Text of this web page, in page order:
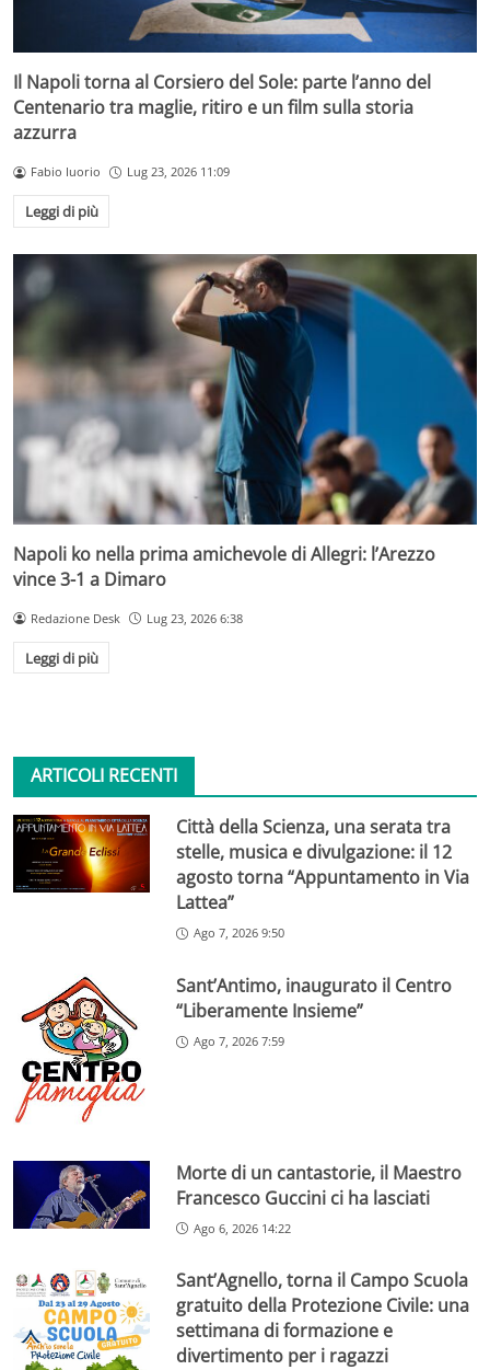
Il Napoli torna al Corsiero del Sole: parte l’anno del
Centenario tra maglie, ritiro e un film sulla storia
azzurra
Fabio Iuorio Lug 23, 2026 11:09
Leggi di più
Napoli ko nella prima amichevole di Allegri: l’Arezzo
vince 3-1 a Dimaro
Redazione Desk Lug 23, 2026 6:38
Leggi di più
ARTICOLI RECENTI
Città della Scienza, una serata tra
stelle, musica e divulgazione: il 12
agosto torna “Appuntamento in Via
Lattea”
Ago 7, 2026 9:50
Sant’Antimo, inaugurato il Centro
“Liberamente Insieme”
Ago 7, 2026 7:59
Morte di un cantastorie, il Maestro
Francesco Guccini ci ha lasciati
Ago 6, 2026 14:22
Sant’Agnello, torna il Campo Scuola
gratuito della Protezione Civile: una
settimana di formazione e
divertimento per i ragazzi